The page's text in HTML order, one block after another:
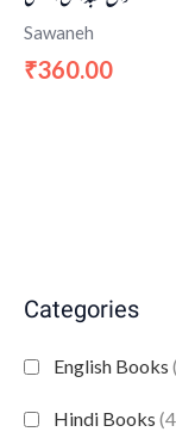
Categories
Sawaneh
₹360.00